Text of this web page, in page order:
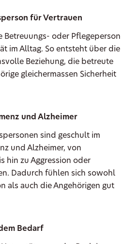
für Vertrauen
Betreuungs- oder Pflegeperson
im Alltag. So entsteht über die
Beziehung, die betreute
gleichermassen Sicherheit
und Alzheimer
sind geschult im
und Alzheimer, von
hin zu Aggression oder
Dadurch fühlen sich sowohl
als auch die Angehörigen gut
Bedarf